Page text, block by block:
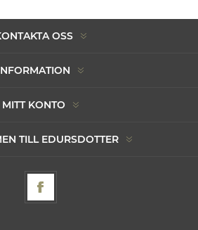
OSS
MITT KONTO
TILL EDURSDOTTER